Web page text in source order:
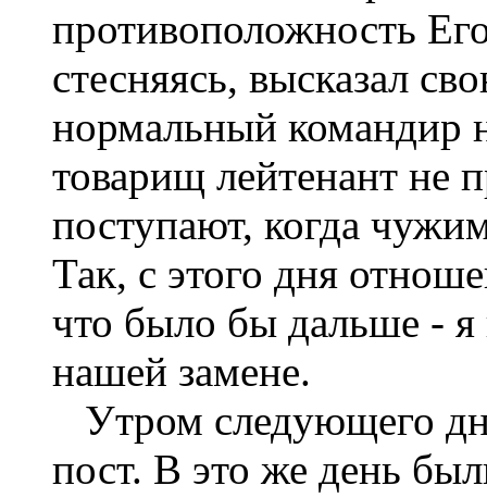
противоположность
стесняясь, высказал
нормальный командир
товарищ лейтенант не
поступают, когда
Так, с этого дня
что было бы дальше - я
нашей замене.
Утром следующего
пост. В это же день